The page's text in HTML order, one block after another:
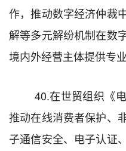
作，推动数字经济仲裁
解等多元解纷机制在数
境内外经营主体提供专
40.在世贸组织《
推动在线消费者保护、
子通信安全、电子认证